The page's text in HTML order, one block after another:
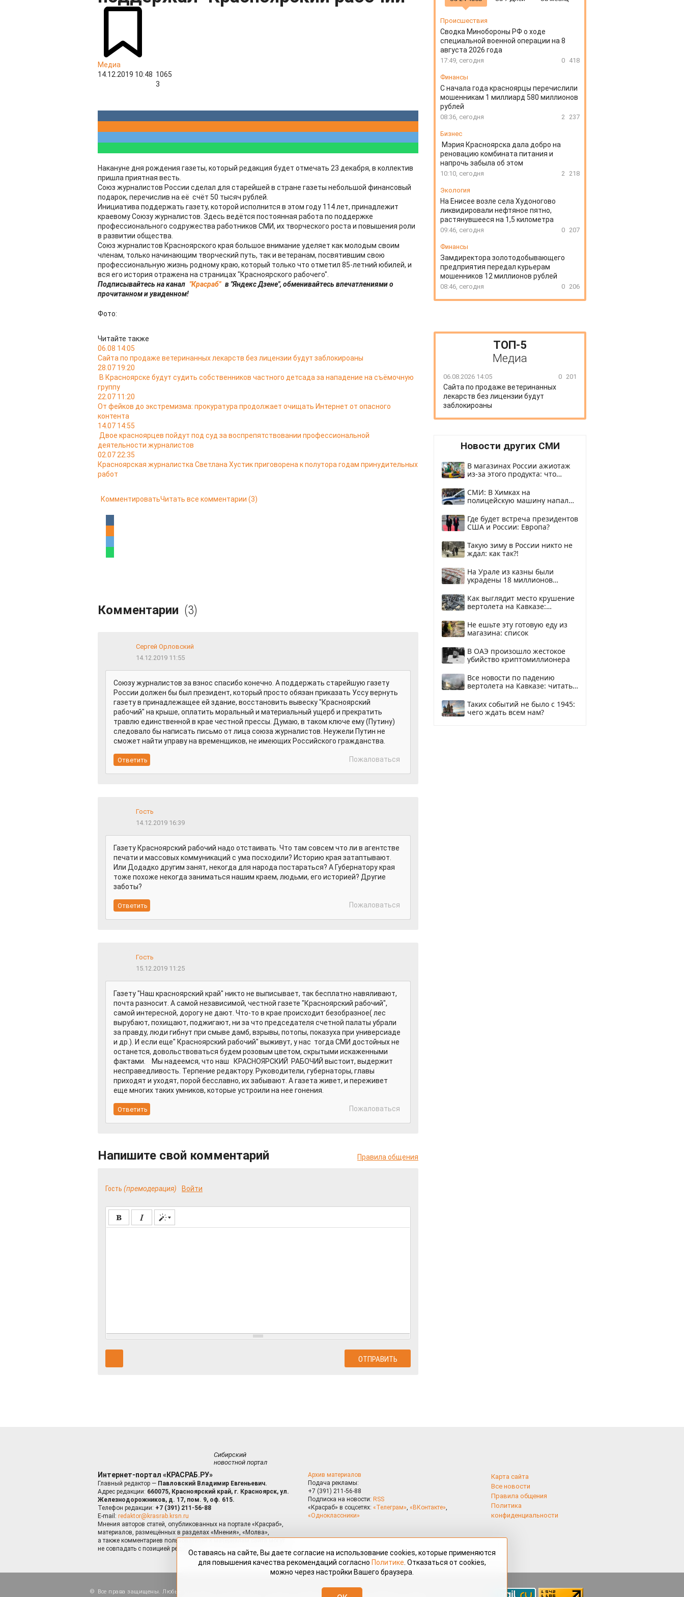
Медиа
14.12.2019 10:48 1065
3
Накануне дня рождения газеты, который редакция будет отмечать 23 декабря, в коллектив
пришла приятная весть.
Союз журналистов России сделал для старейшей в стране газеты небольшой финансовый
подарок, перечислив на её счёт 50 тысяч рублей.
Инициатива поддержать газету, которой исполнится в этом году 114 лет, принадлежит
краевому Союзу журналистов. Здесь ведётся постоянная работа по поддержке
профессионального содружества работников СМИ, их творческого роста и повышения роли
в развитии общества.
Союз журналистов Красноярского края большое внимание уделяет как молодым своим
членам, только начинающим творческий путь, так и ветеранам, посвятившим свою
профессиональную жизнь родному краю, который только что отметил 85-летний юбилей, и
вся его история отражена на страницах "Красноярского рабочего".
Подписывайтесь на канал "Красраб" в "Яндекс Дзене", обменивайтесь впечатлениями о
прочитанном и увиденном!
Фото:
Читайте также
06.08 14:05
Сайта по продаже ветеринанных лекарств без лицензии будут заблокироаны
28.07 19:20
В Красноярске будут судить собственников частного детсада за нападение на съёмочную
группу
22.07 11:20
От фейков до экстремизма: прокуратура продолжает очищать Интернет от опасного
контента
14.07 14:55
Двое красноярцев пойдут под суд за воспрепятствовании профессиональной
деятельности журналистов
02.07 22:35
Красноярская журналистка Светлана Хустик приговорена к полутора годам принудительных
работ
КомментироватьЧитать все комментарии (3)
Комментарии (3)
Сергей Орловский
14.12.2019 11:55
Союзу журналистов за взнос спасибо конечно. А поддержать старейшую газету
России должен бы был президент, который просто обязан приказать Уссу вернуть
газету в принадлежащее ей здание, восстановить вывеску "Красноярский
рабочий" на крыше, оплатить моральный и материальный ущерб и прекратить
травлю единственной в крае честной прессы. Думаю, в таком ключе ему (Путину)
следовало бы написать письмо от лица союза журналистов. Неужели Путин не
сможет найти управу на временщиков, не имеющих Российского гражданства.
Пожаловаться
Гость
14.12.2019 16:39
Газету Красноярский рабочий надо отстаивать. Что там совсем что ли в агентстве
печати и массовых коммуникаций с ума посходили? Историю края затаптывают.
Или Додадко другим занят, некогда для народа постараться? А Губернатору края
тоже похоже некогда заниматься нашим краем, людьми, его историей? Другие
заботы?
Пожаловаться
Гость
15.12.2019 11:25
Газету "Наш красноярский край" никто не выписывает, так бесплатно навяливают,
почта разносит. А самой независимой, честной газете "Красноярский рабочий",
самой интересной, дорогу не дают. Что-то в крае происходит безобразное( лес
вырубают, похищают, поджигают, ни за что председателя счетной палаты убрали
за правду, люди гибнут при смыве дамб, взрывы, потопы, показуха при универсиаде
и др.). И если еще" Красноярский рабочий" выживут, у нас тогда СМИ достойных не
останется, довольствоваться будем розовым цветом, скрытыми искаженными
фактами. Мы надеемся, что наш КРАСНОЯРСКИЙ РАБОЧИЙ выстоит, выдержит
несправедливость. Терпение редактору. Руководители, губернаторы, главы
приходят и уходят, порой бесславно, их забывают. А газета живет, и переживет
еще многих таких умников, которые устроили на нее гонения.
Пожаловаться
Напишите свой комментарий Правила общения
Гость (премодерация) Войти
Происшествия
Сводка Минобороны РФ о ходе
специальной военной операции на 8
августа 2026 года
17:49, сегодня 0 418
Финансы
С начала года красноярцы перечислили
мошенникам 1 миллиард 580 миллионов
рублей
08:36, сегодня 2 237
Бизнес
Мэрия Красноярска дала добро на
реновацию комбината питания и
напрочь забыла об этом
10:10, сегодня 2 218
Экология
На Енисее возле села Худоногово
ликвидировали нефтяное пятно,
растянувшееся на 1,5 километра
09:46, сегодня 0 207
Финансы
Замдиректора золотодобывающего
предприятия передал курьерам
мошенников 12 миллионов рублей
08:46, сегодня 0 206
ТОП-5
Медиа
06.08.2026 14:05 0 201
Сайта по продаже ветеринанных
лекарств без лицензии будут
заблокироаны
Новости других СМИ
В магазинах России ажиотаж
из-за этого продукта: что
СМИ: В Химках на
полицейскую машину напали
Где будет встреча президентов
США и России: Европа?
Такую зиму в России никто не
ждал: как так?!
На Урале из казны были
украдены 18 миллионов
Как выглядит место крушение
вертолета на Кавказе:
Не ешьте эту готовую еду из
магазина: список
В ОАЭ произошло жестокое
убийство криптомиллионера
Все новости по падению
вертолета на Кавказе: читать
Таких событий не было с 1945:
чего ждать всем нам?
Сибирский
новостной портал
Интернет-портал «КРАСРАБ.РУ»
Главный редактор — Павловский Владимир Евгеньевич.
Адрес редакции: 660075, Красноярский край, г. Красноярск, ул.
Железнодорожников, д. 17, пом. 9, оф. 615.
Телефон редакции: +7 (391) 211-56-88
E-mail: redaktor@krasrab.krsn.ru
Мнения авторов статей, опубликованных на портале «Красраб»,
материалов, размещённых в разделах «Мнения», «Молва»,
а также комментариев пользователей к материалам сайта могут
не совпадать с позицией редакции.
Архив материалов
Подача рекламы:
+7 (391) 211-56-88
Подписка на новости: RSS
«Красраб» в соцсетях: «Телеграм», «ВКонтакте»,
«Одноклассники»
Карта сайта
Все новости
Правила общения
Политика
конфиденциальности
Все права защищены. Любые материалы, размещённые на портале «Красраб.ру» сотрудниками редакции, нештатными
Оставаясь на сайте, Вы даете согласие на использование cookies, которые применяются
для повышения качества рекомендаций согласно Политике . Отказаться от cookies,
можно через настройки Вашего браузера.